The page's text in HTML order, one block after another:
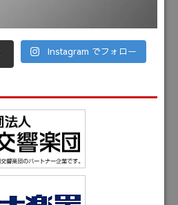
Instagram でフォロー